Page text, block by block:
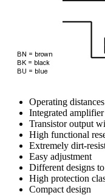
Operating
Integrated
Transistor output
High functional
Extremely dirt-
Easy adjustment
Different designs
High protection
Compact design